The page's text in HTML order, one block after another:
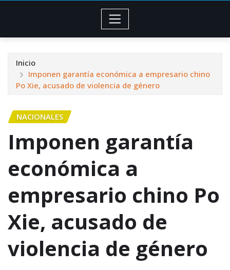
Inicio
Imponen garantía económica a empresario chino
Po Xie, acusado de violencia de género
NACIONALES
Imponen garantía
económica a
empresario chino Po
Xie, acusado de
violencia de género